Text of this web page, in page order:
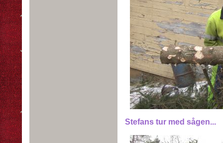
Stefans tur med sågen...